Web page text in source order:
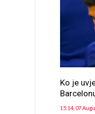
Ko je
15:14, 07